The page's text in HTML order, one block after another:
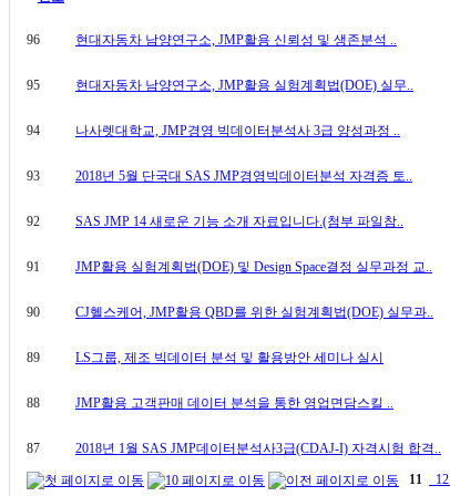
96 현대자동차 남양연구소, JMP활용 신뢰성 및 생존분석 ..
95 현대자동차 남양연구소, JMP활용 실험계획법(DOE) 실무..
94 나사렛대학교, JMP경영 빅데이터분석사 3급 양성과정 ..
93 2018년 5월 단국대 SAS JMP경영빅데이터분석 자격증 토..
92 SAS JMP 14 새로운 기능 소개 자료입니다.(첨부 파일참..
91 JMP활용 실험계획법(DOE) 및 Design Space결정 실무과정 교..
90 CJ헬스케어, JMP활용 QBD를 위한 실험계획법(DOE) 실무과..
89 LS그룹, 제조 빅데이터 분석 및 활용방안 세미나 실시
88 JMP활용 고객판매 데이터 분석을 통한 영업면담스킬 ..
87 2018년 1월 SAS JMP데이터분석사3급(CDAJ-I) 자격시험 합격..
11 12